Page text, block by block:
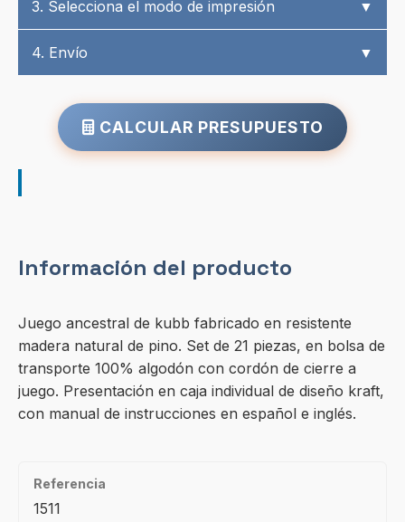
3. Selecciona el modo de impresión ▼
4. Envío ▼
CALCULAR PRESUPUESTO
Información del producto
Juego ancestral de kubb fabricado en resistente
madera natural de pino. Set de 21 piezas, en bolsa de
transporte 100% algodón con cordón de cierre a
juego. Presentación en caja individual de diseño kraft,
con manual de instrucciones en español e inglés.
Referencia
1511